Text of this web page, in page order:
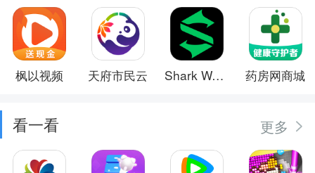
枫以视频 天府市民云 Shark Wear 药房网商城
看一看 更多